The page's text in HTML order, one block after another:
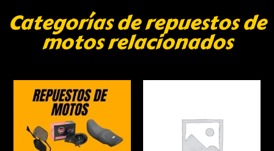
Categorías de repuestos de
motos relacionados